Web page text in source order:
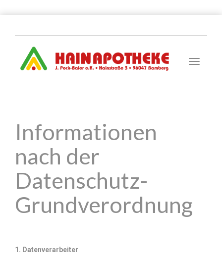
Toggle
Informationen
nach der
Datenschutz-
Grundverordnung
1. Datenverarbeiter